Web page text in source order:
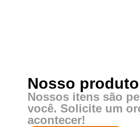
Nosso
Nossos itens são
você. Solicite um
acontecer!